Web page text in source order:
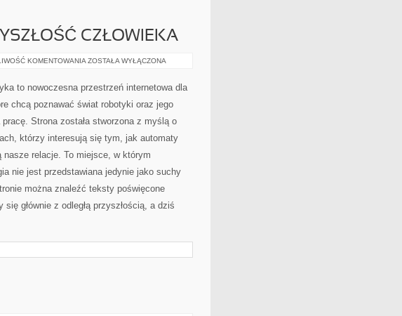
CZŁOWIEKA
KOMENTOWANIA TRANSHUMANIZM
CZŁOWIEKA
ZOSTAŁA WYŁĄCZONA
to nowoczesna przestrzeń internetowa dla
chcą poznawać świat robotyki oraz jego
pracę. Strona została stworzona z myślą o
którzy interesują się tym, jak automaty
nasze relacje. To miejsce, w którym
nie jest przedstawiana jedynie jako suchy
można znaleźć teksty poświęcone
głównie z odległą przyszłością, a dziś